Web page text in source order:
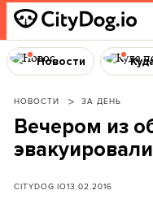
Новости
НОВОСТИ ЗА ДЕНЬ
Вечером из
CITYDOG.IO13.02.2016